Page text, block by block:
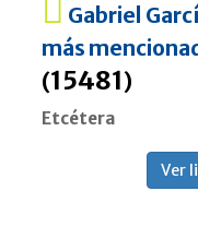
Gabriel
más
(15481)
Etcétera
Ver